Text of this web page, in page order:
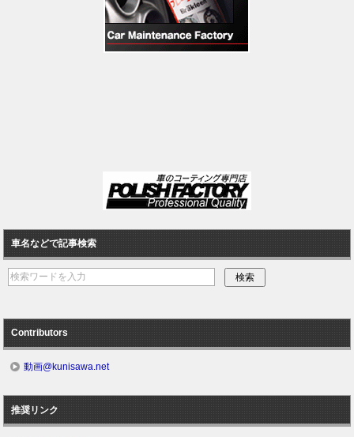
車名などで記事検索
Contributors
動画@kunisawa.net
推奨リンク